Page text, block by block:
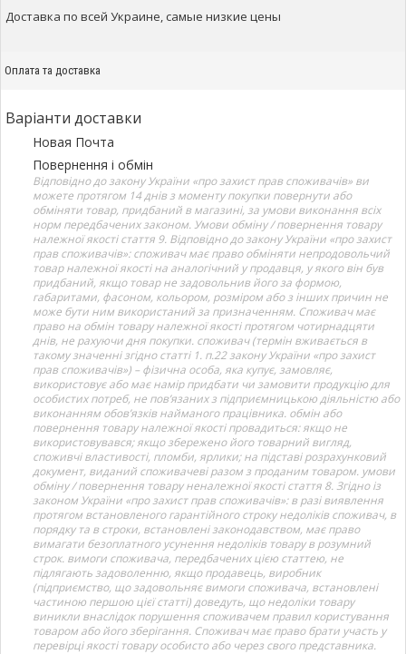
Доставка по всей Украине, самые низкие цены
Оплата та доставка
Варіанти доставки
Новая Почта
Повернення і обмін
Відповідно до закону України «про захист прав споживачів» ви
можете протягом 14 днів з моменту покупки повернути або
обміняти товар, придбаний в магазині, за умови виконання всіх
норм передбачених законом. Умови обміну / повернення товару
належної якості стаття 9. Відповідно до закону України «про захист
прав споживачів»: споживач має право обміняти непродовольчий
товар належної якості на аналогічний у продавця, у якого він був
придбаний, якщо товар не задовольнив його за формою,
габаритами, фасоном, кольором, розміром або з інших причин не
може бути ним використаний за призначенням. Споживач має
право на обмін товару належної якості протягом чотирнадцяти
днів, не рахуючи дня покупки. споживач (термін вживається в
такому значенні згідно статті 1. п.22 закону України «про захист
прав споживачів») – фізична особа, яка купує, замовляє,
використовує або має намір придбати чи замовити продукцію для
особистих потреб, не пов’язаних з підприємницькою діяльністю або
виконанням обов’язків найманого працівника. обмін або
повернення товару належної якості провадиться: якщо не
використовувався; якщо збережено його товарний вигляд,
споживчі властивості, пломби, ярлики; на підставі розрахунковий
документ, виданий споживачеві разом з проданим товаром. умови
обміну / повернення товару неналежної якості стаття 8. Згідно із
законом України «про захист прав споживачів»: в разі виявлення
протягом встановленого гарантійного строку недоліків споживач, в
порядку та в строки, встановлені законодавством, має право
вимагати безоплатного усунення недоліків товару в розумний
строк. вимоги споживача, передбачених цією статтею, не
підлягають задоволенню, якщо продавець, виробник
(підприємство, що задовольняє вимоги споживача, встановлені
частиною першою цієї статті) доведуть, що недоліки товару
виникли внаслідок порушення споживачем правил користування
товаром або його зберігання. Споживач має право брати участь у
перевірці якості товару особисто або через свого представника.